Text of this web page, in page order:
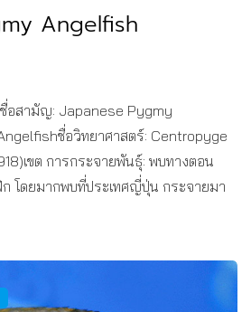
Angelfish
ชื่อสามัญ: Japanese Pygmy
ชื่อวิทยาศาสตร์: Centropyge
เขต การกระจายพันธุ์: พบทางตอน
โดยมากพบที่ประเทศญี่ปุ่น กระจายมา